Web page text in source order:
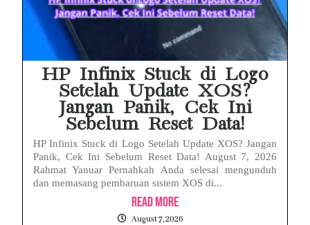
HP Infinix Stuck di Logo
Setelah Update XOS?
Jangan Panik, Cek Ini
Sebelum Reset Data!
HP Infinix Stuck di Logo Setelah Update XOS? Jangan
Panik, Cek Ini Sebelum Reset Data! August 7, 2026
Rahmat Yanuar Pernahkah Anda selesai mengunduh
dan memasang pembaruan sistem XOS di...
Read More
August 7, 2026